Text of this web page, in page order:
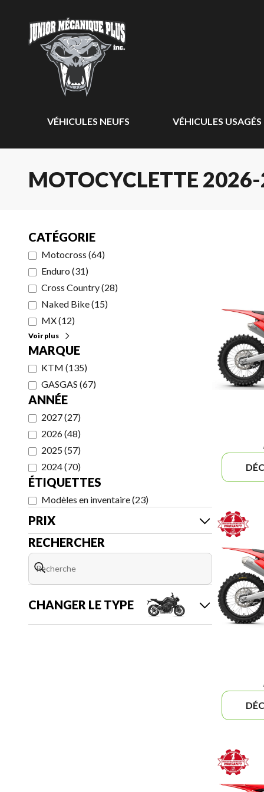
VÉHICULES NEUFS VÉHICULES USAGÉS
MOTOCYCLETTE
CATÉGORIE
Motocross (64)
Enduro (31)
Cross Country(28)
Naked Bike(15)
MX(12)
Voir plus
MARQUE
KTM (135)
GASGAS (67)
ANNÉE
2027(27)
2026(48)
2025(57)
2024(70)
ÉTIQUETTES
Modèles en inventaire(23)
PRIX
RECHERCHER
CHANGER LE TYPE